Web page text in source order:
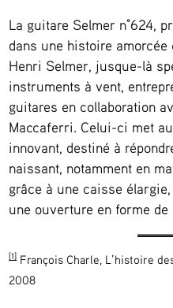
La guitare Selmer n°624,
dans une histoire
Henri Selmer, jusque-là
instruments à vent,
guitares en collaboration
Maccaferri. Celui-ci met
innovant, destiné à
naissant, notamment en
grâce à une caisse
une ouverture en forme de
[1]François Charle, L’histoire
2008